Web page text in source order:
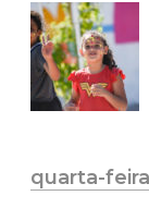
quarta-